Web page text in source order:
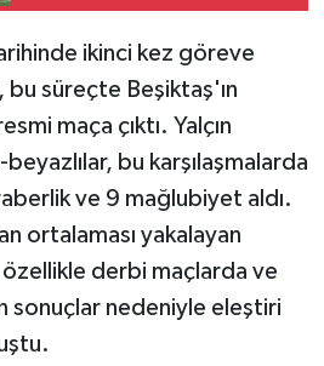
ikinci kez göreve
bu süreçte Beşiktaş'ın
maça çıktı. Yalçın
bu karşılaşmalarda
ve 9 mağlubiyet aldı.
ortalaması yakalayan
özellikle derbi maçlarda ve
sonuçlar nedeniyle eleştiri